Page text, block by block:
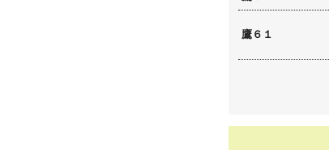
鷹６１